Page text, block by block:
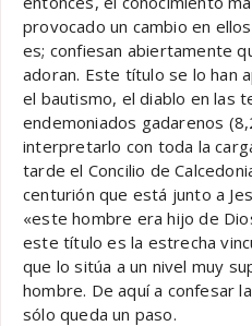
provocado un cambio en
es; confiesan abiertamente
adoran. Este título se lo han
el bautismo, el diablo en las
endemoniados gadarenos
interpretarlo con toda la
tarde el Concilio de
centurión que está junto a
«este hombre era hijo de
este título es la estrecha
que lo sitúa a un nivel muy
hombre. De aquí a confesar
sólo queda un paso.